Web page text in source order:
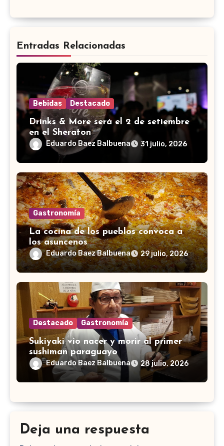
Entradas Relacionadas
Bebidas Destacado
Drinks & More será el 2 de setiembre
en el Sheraton
Eduardo Baez Balbuena 31 julio, 2026
Gastronomía
La cocina de los pueblos convoca a
los asuncenos
Eduardo Baez Balbuena 29 julio, 2026
Destacado Gastronomía
Sukiyaki vio nacer y morir al primer
sushiman paraguayo
Eduardo Baez Balbuena 28 julio, 2026
Deja una respuesta